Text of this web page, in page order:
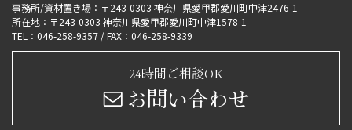
事務所/資材置き場：〒243-0303 神奈川県愛甲郡愛川町中津2476-1
所在地：〒243-0303 神奈川県愛甲郡愛川町中津1578-1
TEL：046-258-9357 / FAX：046-258-9339
24時間ご相談OK
お問い合わせ